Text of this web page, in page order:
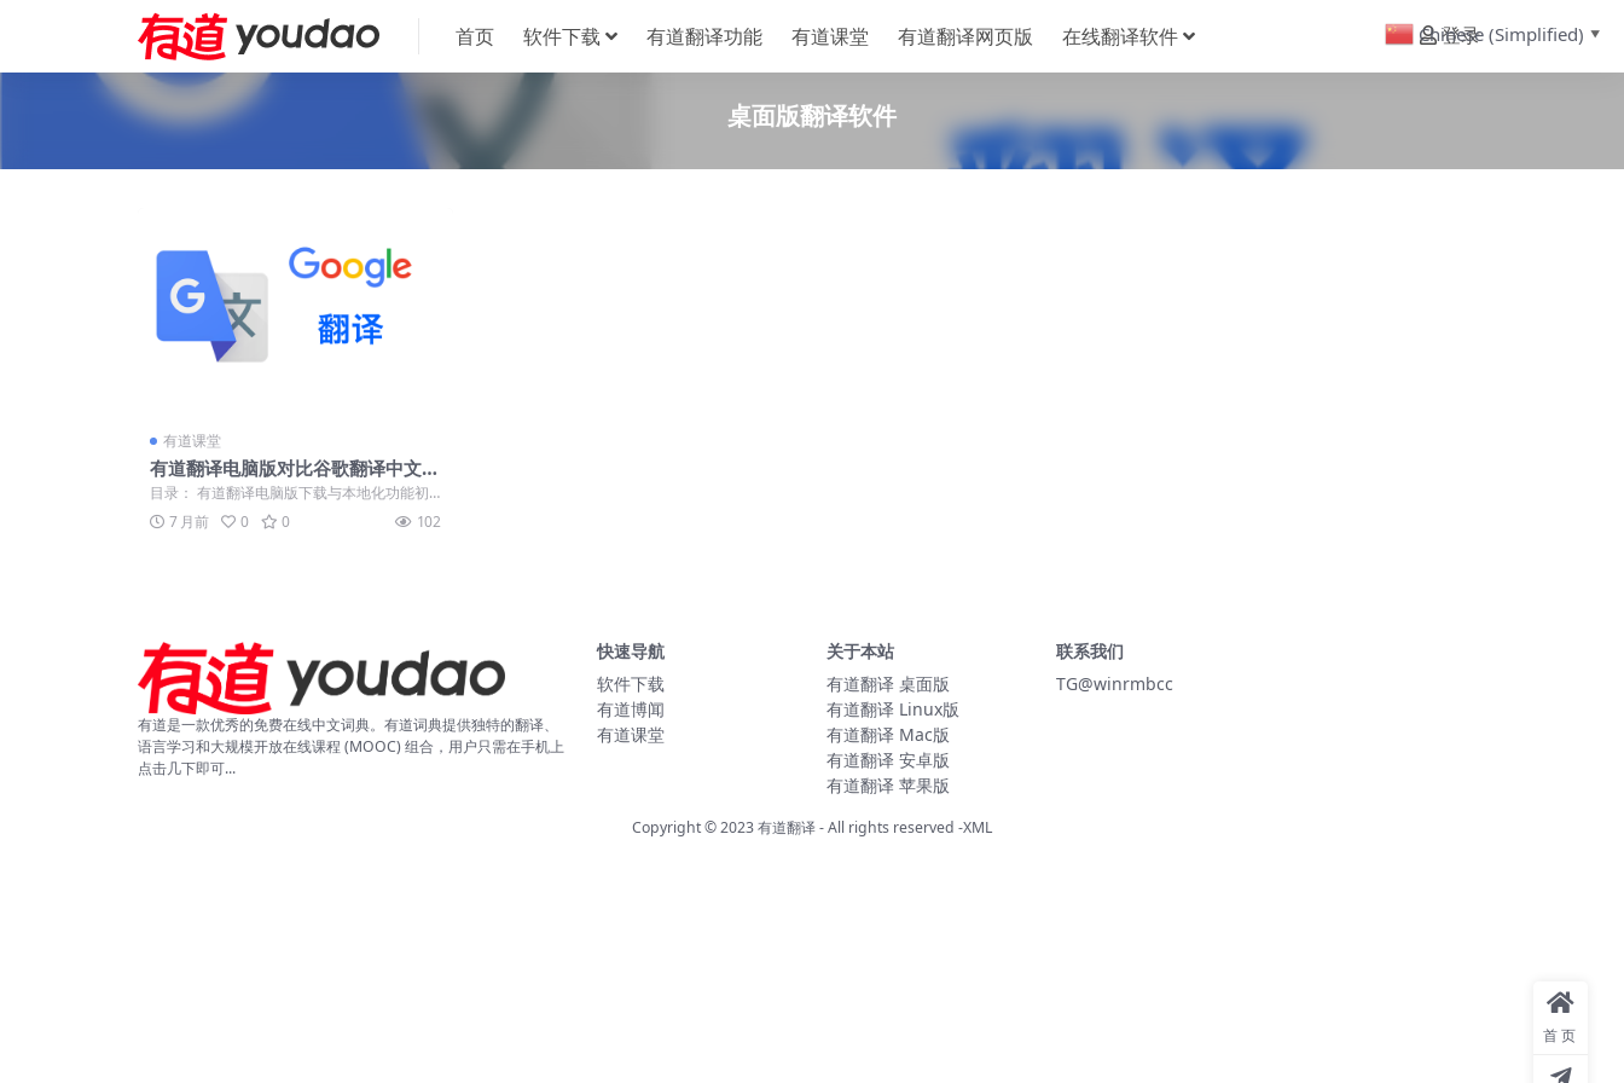
首页 软件下载 有道翻译功能 有道课堂 有道翻译网页版 在线翻译软件 登录
桌面版翻译软件
有道课堂
有道翻译电脑版对比谷歌翻译中文本
地化优势与准确率深度评测
目录： 有道翻译电脑版下载与本地化功能初
探 翻译准确率深度对比评测 桌面版软件体...
7 月前 0 0 102
有道是一款优秀的免费在线中文词典。有道词典提供独特的翻译、
语言学习和大规模开放在线课程 (MOOC) 组合，用户只需在手机上
点击几下即可...
快速导航
软件下载
有道博闻
有道课堂
关于本站
有道翻译 桌面版
有道翻译 Linux版
有道翻译 Mac版
有道翻译 安卓版
有道翻译 苹果版
联系我们
TG@winrmbcc
Copyright © 2023有道翻译- All rights reserved -XML
首页
Chinese (Simplified) ▼